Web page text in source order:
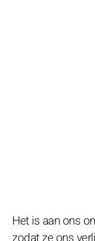
Het is aan ons